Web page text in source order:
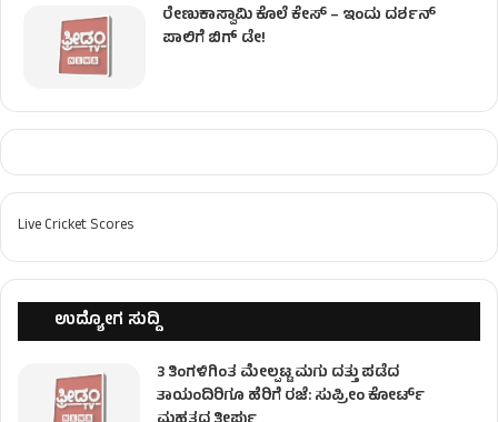
ರೇಣುಕಾಸ್ವಾಮಿ ಕೊಲೆ‌ ಕೇಸ್​ – ಇಂದು ದರ್ಶನ್
ಪಾಲಿಗೆ ಬಿಗ್ ಡೇ!
Live Cricket Scores
ಉದ್ಯೋಗ ಸುದ್ದಿ
3 ತಿಂಗಳಿಗಿಂತ ಮೇಲ್ಪಟ್ಟ ಮಗು ದತ್ತು ಪಡೆದ
ತಾಯಂದಿರಿಗೂ ಹೆರಿಗೆ ರಜೆ: ಸುಪ್ರೀಂ ಕೋರ್ಟ್